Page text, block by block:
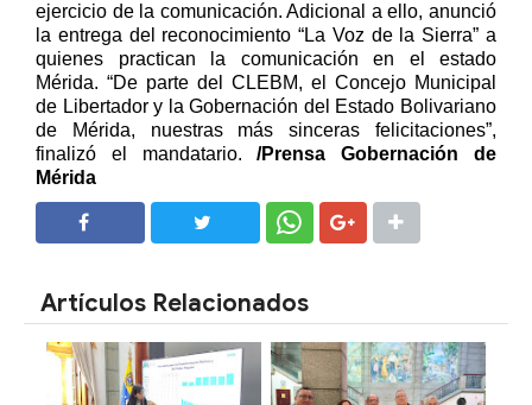
ejercicio de la comunicación. Adicional a ello, anunció
la entrega del reconocimiento “La Voz de la Sierra” a
quienes practican la comunicación en el estado
Mérida. “De parte del CLEBM, el Concejo Municipal
de Libertador y la Gobernación del Estado Bolivariano
de Mérida, nuestras más sinceras felicitaciones”,
finalizó el mandatario./Prensa Gobernación de
Mérida
Artículos Relacionados